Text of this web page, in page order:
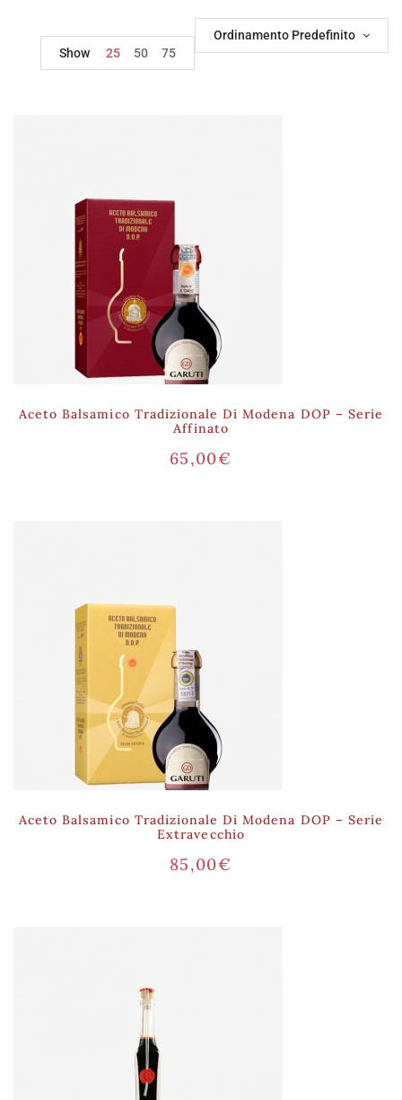
Ordinamento Predefinito
Show
25 50 75
Aceto Balsamico Tradizionale Di Modena DOP – Serie
Affinato
65,00€
Aceto Balsamico Tradizionale Di Modena DOP – Serie
Extravecchio
85,00€